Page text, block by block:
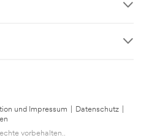
und Impressum Datenschutz
vorbehalten..